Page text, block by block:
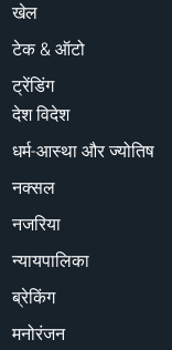
खेल
टेक & ऑटो
ट्रेंडिंग
देश विदेश
धर्म-आस्था और ज्योतिष
नक्सल
नजरिया
न्यायपालिका
ब्रेकिंग
मनोरंजन